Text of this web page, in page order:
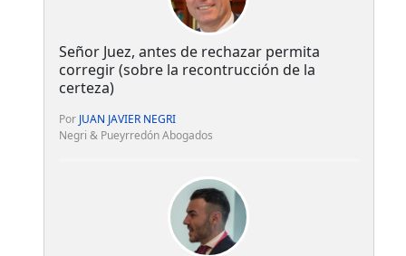
Señor Juez, antes de rechazar permita
corregir (sobre la recontrucción de la
certeza)
Por JUAN JAVIER NEGRI
Negri & Pueyrredón Abogados